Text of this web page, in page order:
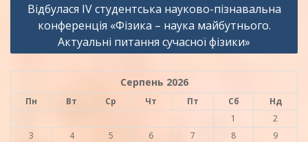
Відбулася IV студентська науково-пізнавальна
конференція «Фізика – наука майбутнього.
Актуальні питання сучасної фізики»
Серпень 2026
Пн Вт Ср Чт Пт Сб
Нд
1
2
3
4 5 6 7 8
9